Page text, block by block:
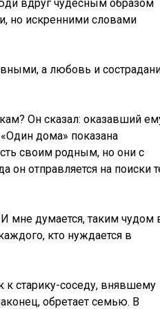
вдруг чудесным образом
но искренними словами
а любовь и
Он сказал: оказавший
дома» показана
своим родным, но они с
отправляется на поиски
мне думается, таким чудом
кто нуждается в
к старику-соседу, внявшему
обретает семью. В